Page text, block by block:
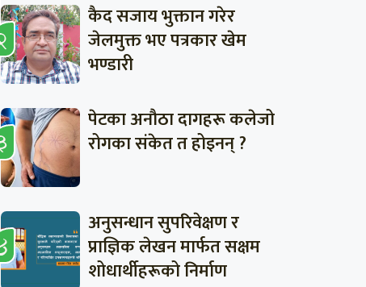
कैद सजाय भुक्तान गरेर
जेलमुक्त भए पत्रकार खेम
भण्डारी
पेटका अनौठा दागहरू कलेजो
रोगका संकेत त होइनन् ?
अनुसन्धान सुपरिवेक्षण र
प्राज्ञिक लेखन मार्फत सक्षम
शोधार्थीहरूको निर्माण